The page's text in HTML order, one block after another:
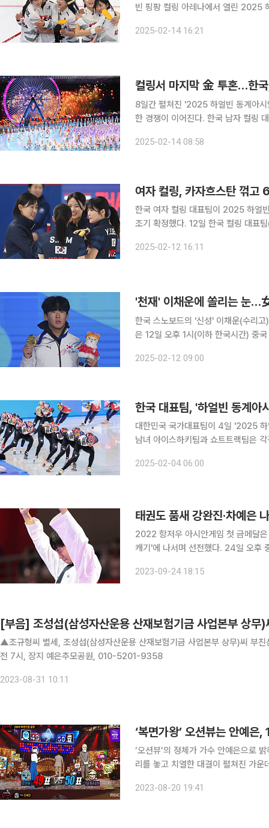
빈 핑팡 컬링 아레나에서 열린 2025
로 이겼다. 이번 금메달은 2007년
2025-02-14 16:21
컬링서 마지막 金 투혼…한
8일간 펼쳐진 '2025 하얼빈 동계아
한 경쟁이 이어진다. 한국 남자 컬링 대표팀인 의성군청(스킵 이재범, 서드 김효준, 세컨드 김은빈,
2025-02-14 08:58
한국 여자 컬링 대표팀이 2025 하얼
조기 확정했다. 12일 한국 컬링 대표팀(스킵 김은지, 서드 김민지, 세컨드 김수지, 리드 설예은, 핍스
2025-02-12 16:11
'천재' 이채운에 쏠리는 눈…
한국 스노보드의 '신성' 이채운(수리고)
은 12일 오후 1시(이하 한국시간) 중
2025-02-12 09:00
대한민국 국가대표팀이 4일 '2025
남녀 아이스하키팀과 쇼트트랙팀은 각각 1일과 2
223명(선수 149명, 임원 74명)의 선
2025-02-04 06:00
태권도 품새 강완진·차예은
2022 항저우 아시안게임 첫 금메달
캐기'에 나서며 선전했다. 24일 오후 중국 저장성 항저우 린안 스포츠문화전시센터에서 열린 아시
국 선수단을 통틀어 첫 금메달을 안겼
2023-09-24 18:15
[부음] 조성섭(삼성자산운용 산재보험기금 사업본부 상무)
▲조규형씨 별세, 조성섭(삼성자산운용 산재보험기금 사업본부 상무)씨 부
전 7시, 장지 예은추모공원, 010-5201-9358
2023-08-31 10:11
‘복면가왕’ 오션뷰는 안예
‘오션뷰’의 정체가 가수 안예은으로 밝혀졌다. 6일 방송된 MBC ‘복면가왕’에
리를 놓고 치열한 대결이 펼쳐진 가운데 ‘1급
에 나선 ‘1급 특수요원’은 넬의 ‘stay’
2023-08-20 19:41